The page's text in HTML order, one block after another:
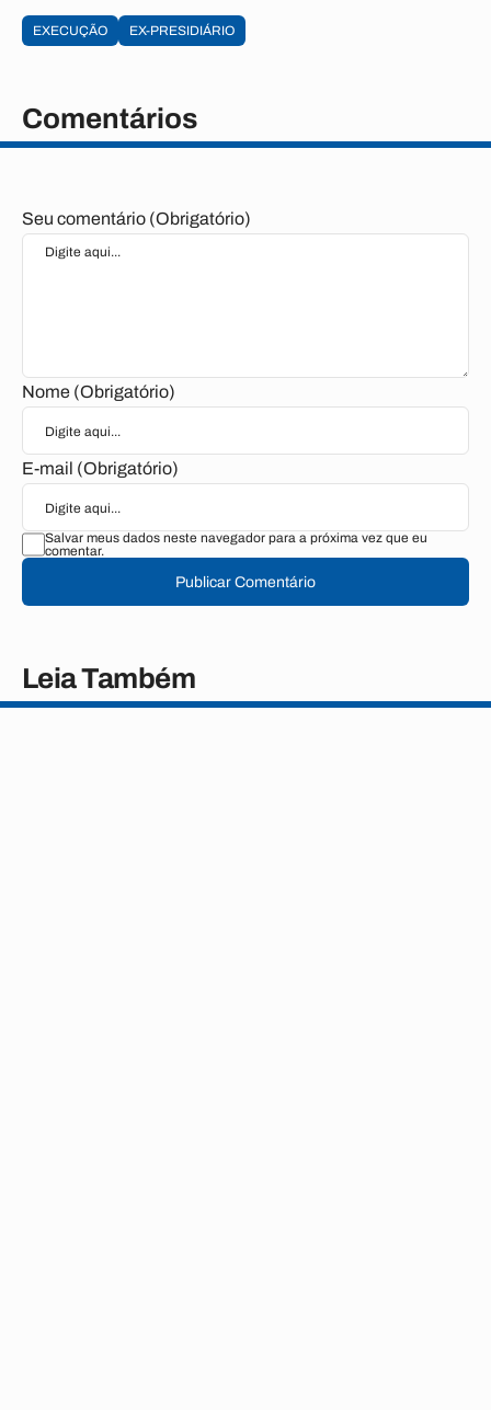
EXECUÇÃO EX-PRESIDIÁRIO
Comentários
Seu comentário (Obrigatório)
Nome (Obrigatório)
E-mail (Obrigatório)
Salvar meus dados neste navegador para a próxima vez que eu
comentar.
Publicar Comentário
Leia Também